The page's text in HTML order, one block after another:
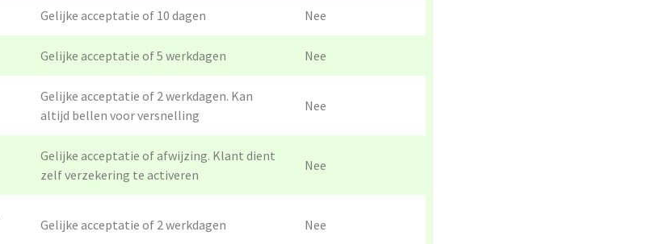
Gelijke acceptatie of 10 dagen Nee
Gelijke acceptatie of 5 werkdagen Nee
Gelijke acceptatie of 2 werkdagen. Kan
altijd bellen voor versnelling
Nee
Gelijke acceptatie of afwijzing. Klant dient
zelf verzekering te activeren
Nee
Gelijke acceptatie of 2 werkdagen Nee